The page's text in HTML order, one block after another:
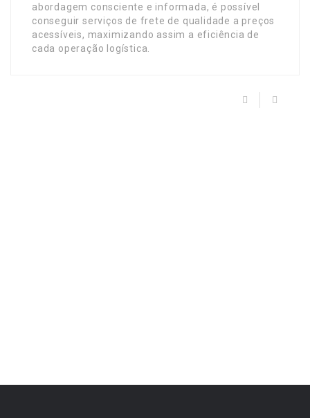
abordagem consciente e informada, é possível
conseguir serviços de frete de qualidade a preços
acessíveis, maximizando assim a eficiência de
cada operação logística.